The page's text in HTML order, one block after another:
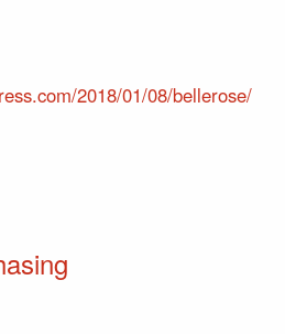
2018/01/08/bellerose/